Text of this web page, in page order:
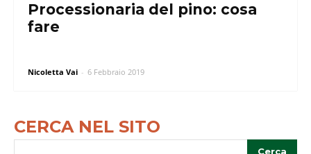
Processionaria del pino: cosa
fare
Nicoletta Vai - 6 Febbraio 2019
CERCA NEL SITO